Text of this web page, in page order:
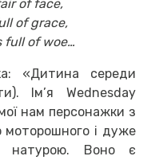
of face,
of grace,
full of woe…
«Дитина середи
Ім’я Wednesday
нам персонажки з
і дуже
натурою. Воно є